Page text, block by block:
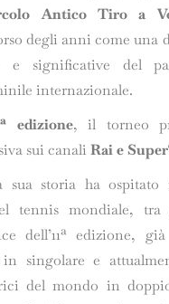
Antico Tiro a
degli anni come una
e significative del
internazionale.
edizione, il torneo
sui canaliRai e
sua storia ha ospitato
tennis mondiale,
dell’11ª edizione,
singolare e
del mondo in